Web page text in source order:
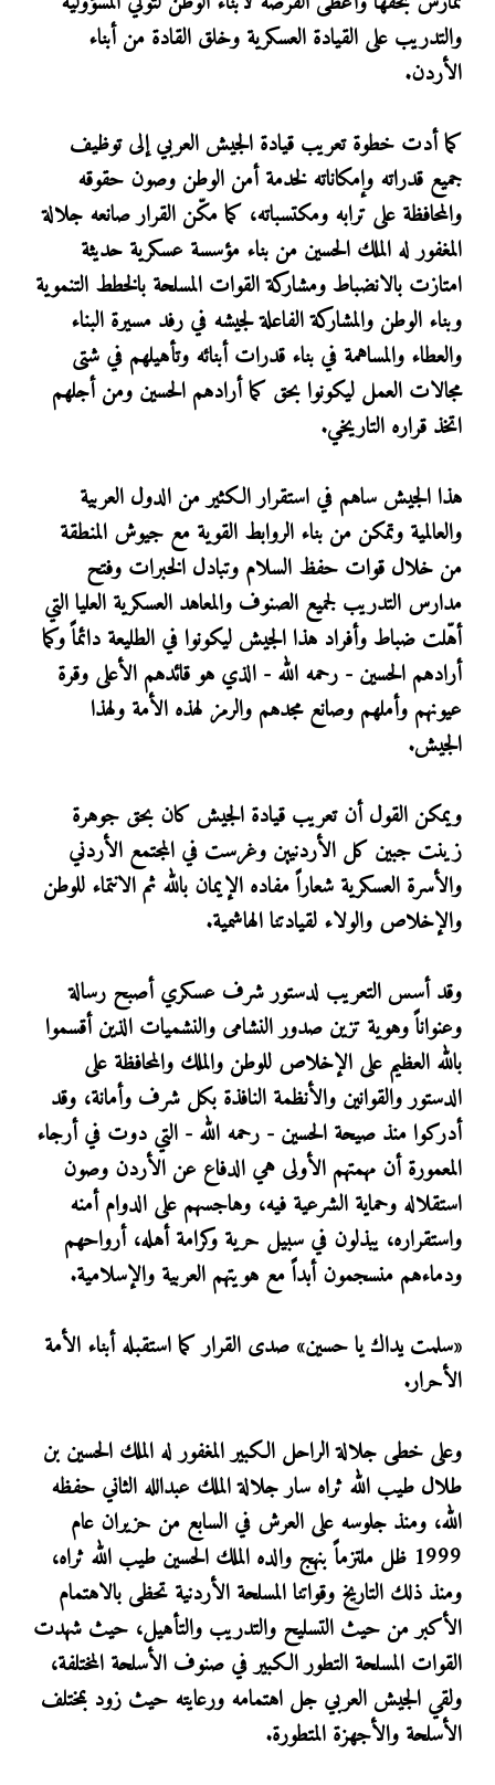
والتدريب على القيادة العسكرية وخلق القادة من أبناء
الأردن.
كما أدت خطوة تعريب قيادة الجيش العربي إلى توظيف
جميع قدراته وإمكاناته لخدمة أمن الوطن وصون حقوقه
والمحافظة على ترابه ومكتسباته، كما مكّن القرار صانعه جلالة
المغفور له الملك الحسين من بناء مؤسسة عسكرية حديثة
امتازت بالانضباط ومشاركة القوات المسلحة بالخطط التنموية
وبناء الوطن والمشاركة الفاعلة لجيشه في رفد مسيرة البناء
والعطاء والمساهمة في بناء قدرات أبنائه وتأهيلهم في شتى
مجالات العمل ليكونوا بحق كما أرادهم الحسين ومن أجلهم
اتخذ قراره التاريخي.
هذا الجيش ساهم في استقرار الكثير من الدول العربية
والعالمية وتمكن من بناء الروابط القوية مع جيوش المنطقة
من خلال قوات حفظ السلام وتبادل الخبرات وفتح
مدارس التدريب لجميع الصنوف والمعاهد العسكرية العليا التي
أهّلت ضباط وأفراد هذا الجيش ليكونوا في الطليعة دائماً وكما
أرادهم الحسين - رحمه الله - الذي هو قائدهم الأعلى وقرة
عيونهم وأملهم وصانع مجدهم والرمز لهذه الأمة ولهذا
الجيش.
ويمكن القول أن تعريب قيادة الجيش كان بحق جوهرة
زينت جبين كل الأردنيين وغرست في المجتمع الأردني
والأسرة العسكرية شعاراً مفاده الإيمان بالله ثم الانتماء للوطن
والإخلاص والولاء لقيادتنا الهاشمية.
وقد أسس التعريب لدستور شرف عسكري أصبح رسالة
وعنواناً وهوية تزين صدور النشامى والنشميات الذين أقسموا
بالله العظيم على الإخلاص للوطن والملك والمحافظة على
الدستور والقوانين والأنظمة النافذة بكل شرف وأمانة، وقد
أدركوا منذ صيحة الحسين - رحمه الله - التي دوت في أرجاء
المعمورة أن مهمتهم الأولى هي الدفاع عن الأردن وصون
استقلاله وحماية الشرعية فيه، وهاجسهم على الدوام أمنه
واستقراره، يبذلون في سبيل حرية وكرامة أهله، أرواحهم
ودماءهم منسجمون أبداً مع هويتهم العربية والإسلامية.
«سلمت يداك يا حسين» صدى القرار كما استقبله أبناء الأمة
الأحرار.
وعلى خطى جلالة الراحل الكبير المغفور له الملك الحسين بن
طلال طيب الله ثراه سار جلالة الملك عبدالله الثاني حفظه
الله، ومنذ جلوسه على العرش في السابع من حزيران عام
1999 ظل ملتزماً بنهج والده الملك الحسين طيب الله ثراه،
ومنذ ذلك التاريخ وقواتنا المسلحة الأردنية تحظى بالاهتمام
الأكبر من حيث التسليح والتدريب والتأهيل، حيث شهدت
القوات المسلحة التطور الكبير في صنوف الأسلحة المختلفة،
ولقي الجيش العربي جل اهتمامه ورعايته حيث زود بمختلف
الأسلحة والأجهزة المتطورة.